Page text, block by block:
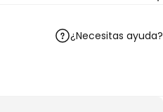
¿Necesitas ayuda?